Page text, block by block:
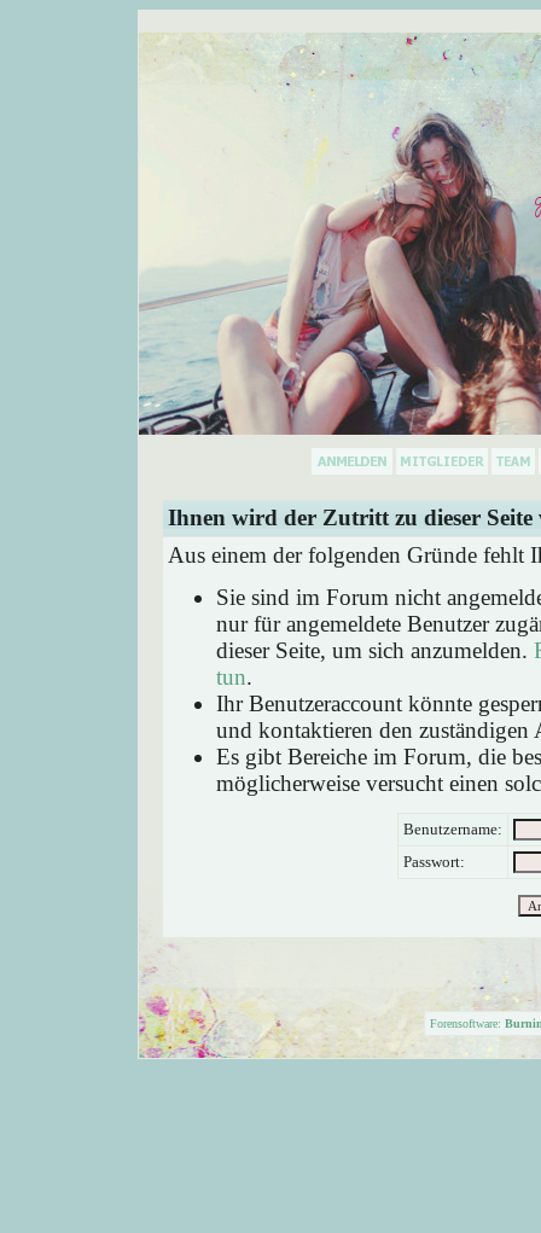
Ihnen wird der Zutritt zu dieser Seite
Aus einem der folgenden Gründe fehlt
Sie sind im Forum nicht
nur für angemeldete Benutzer
dieser Seite, um sich anzumelden.
tun.
Ihr Benutzeraccount könnte
und kontaktieren den zuständigen
Es gibt Bereiche im Forum, die
möglicherweise versucht einen
Benutzername:
Passwort:
Forensoftware: